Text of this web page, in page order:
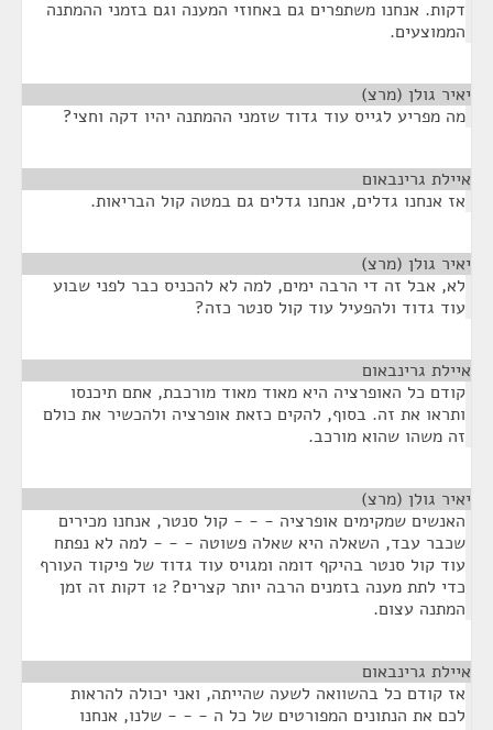
דקות. אנחנו משתפרים גם באחוזי המענה וגם בזמני ההמתנה
הממוצעים.
יאיר גולן (מרצ)
מה מפריע לגייס עוד גדוד שזמני ההמתנה יהיו דקה וחצי?
איילת גרינבאום
אז אנחנו גדלים, אנחנו גדלים גם במטה קול הבריאות.
יאיר גולן (מרצ)
לא, אבל זה די הרבה ימים, למה לא להכניס כבר לפני שבוע
עוד גדוד ולהפעיל עוד קול סנטר כזה?
איילת גרינבאום
קודם כל האופרציה היא מאוד מאוד מורכבת, אתם תיכנסו
ותראו את זה. בסוף, להקים כזאת אופרציה ולהכשיר את כולם
זה משהו שהוא מורכב.
יאיר גולן (מרצ)
האנשים שמקימים אופרציה - - - קול סנטר, אנחנו מכירים
שכבר עבד, השאלה היא שאלה פשוטה - - - למה לא נפתח
עוד קול סנטר בהיקף דומה ומגויס עוד גדוד של פיקוד העורף
כדי לתת מענה בזמנים הרבה יותר קצרים? 12 דקות זה זמן
המתנה עצום.
איילת גרינבאום
אז קודם כל בהשוואה לשעה שהייתה, ואני יכולה להראות
לכם את הנתונים המפורטים של כל ה - - - שלנו, אנחנו